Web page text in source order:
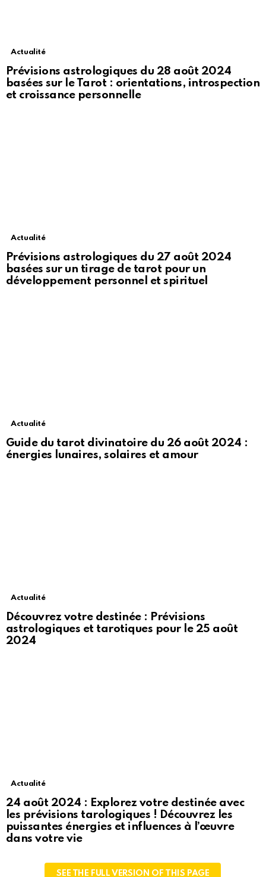
Actualité
Prévisions astrologiques du 28 août 2024
basées sur le Tarot : orientations, introspection
et croissance personnelle
Actualité
Prévisions astrologiques du 27 août 2024
basées sur un tirage de tarot pour un
développement personnel et spirituel
Actualité
Guide du tarot divinatoire du 26 août 2024 :
énergies lunaires, solaires et amour
Actualité
Découvrez votre destinée : Prévisions
astrologiques et tarotiques pour le 25 août
2024
Actualité
24 août 2024 : Explorez votre destinée avec
les prévisions tarologiques ! Découvrez les
puissantes énergies et influences à l’œuvre
dans votre vie
SEE THE FULL VERSION OF THIS PAGE